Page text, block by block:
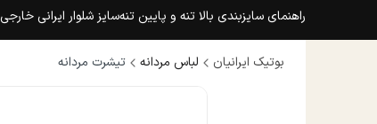
راهنمای سایزبندی بالا تنه و پایین تنهسایز شلوار ایرانی خارجی
بوتیک ایرانیان لباس مردانه تیشرت مردانه